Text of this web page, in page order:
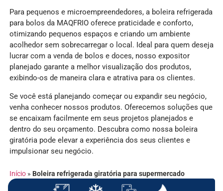
Para pequenos e microempreendedores, a boleira refrigerada
para bolos da MAQFRIO oferece praticidade e conforto,
otimizando pequenos espaços e criando um ambiente
acolhedor sem sobrecarregar o local. Ideal para quem deseja
lucrar com a venda de bolos e doces, nosso expositor
planejado garante a melhor visualização dos produtos,
exibindo-os de maneira clara e atrativa para os clientes.
Se você está planejando começar ou expandir seu negócio,
venha conhecer nossos produtos. Oferecemos soluções que
se encaixam facilmente em seus projetos planejados e
dentro do seu orçamento. Descubra como nossa boleira
giratória pode elevar a experiência dos seus clientes e
impulsionar seu negócio.
Início » Boleira refrigerada giratória para supermercado